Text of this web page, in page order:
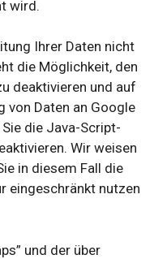
wird.
Ihrer Daten nicht
die Möglichkeit, den
deaktivieren und auf
von Daten an Google
die Java-Script-
Wir weisen
in diesem Fall die
eingeschränkt nutzen
und der über